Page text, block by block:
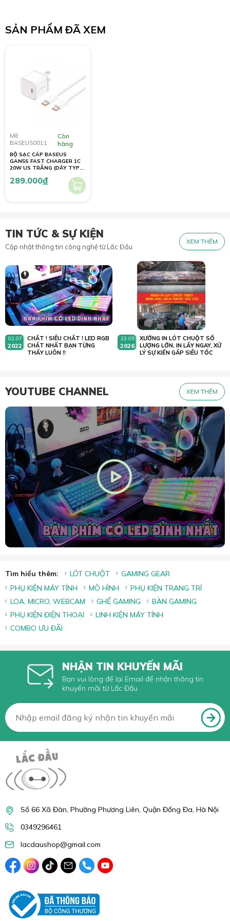
SẢN PHẨM ĐÃ XEM
Mã:
BASEUS0011
Còn
hàng
BỘ SẠC CÁP BASEUS
GAN5S FAST CHARGER 1C
20W US TRẮNG (DÂY TYPE-
289.000đ
TIN TỨC & SỰ KIỆN
Cập nhật thông tin công nghệ từ Lắc Đầu
XEM THÊM
02.07
2022
CHẤT ! SIÊU CHẤT ! LED RGB
CHẤT NHẤT BẠN TỪNG
THẤY LUÔN !!
23.05
2026
XƯỞNG IN LÓT CHUỘT SỐ
LƯỢNG LỚN, IN LẤY NGAY, XỬ
LÝ SỰ KIẾN GẤP SIÊU TỐC
YOUTUBE CHANNEL XEM THÊM
Tìm hiểu thêm: LÓT CHUỘT
GAMING GEAR
PHỤ KIỆN MÁY TÍNH
MÔ HÌNH
PHỤ KIỆN TRANG TRÍ
LOA, MICRO, WEBCAM
GHẾ GAMING
BÀN GAMING
PHỤ KIỆN ĐIỆN THOẠI
LINH KIỆN MÁY TÍNH
COMBO ƯU ĐÃI
NHẬN TIN KHUYẾN MÃI
Bạn vui lòng để lại Email để nhận thông tin
khuyến mãi từ Lắc Đầu
Số 66 Xã Đàn, Phường Phương Liên, Quận Đống Đa, Hà Nội
0349296461
lacdaushop@gmail.com